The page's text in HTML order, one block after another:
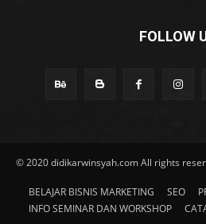
FOLLOW
© 2020 didikarwinsyah.com All rights
BELAJAR BISNIS MARKETING SEO
INFO SEMINAR DAN WORKSHOP